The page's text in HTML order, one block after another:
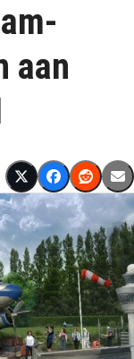
aan